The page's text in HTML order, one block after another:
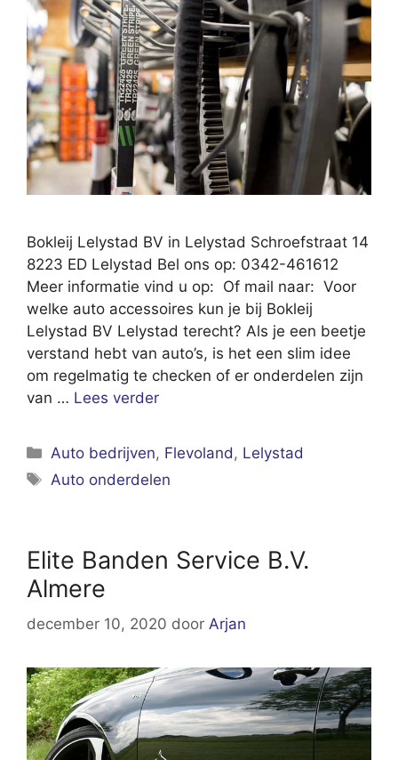
Bokleij Lelystad BV in Lelystad Schroefstraat 14
8223 ED Lelystad Bel ons op: 0342-461612
Meer informatie vind u op: Of mail naar: Voor
welke auto accessoires kun je bij Bokleij
Lelystad BV Lelystad terecht? Als je een beetje
verstand hebt van auto’s, is het een slim idee
om regelmatig te checken of er onderdelen zijn
van … Lees verder
Categorieën
Auto bedrijven, Flevoland , Lelystad
Tags
Auto onderdelen
Elite Banden Service B.V.
Almere
december 10, 2020 door Arjan